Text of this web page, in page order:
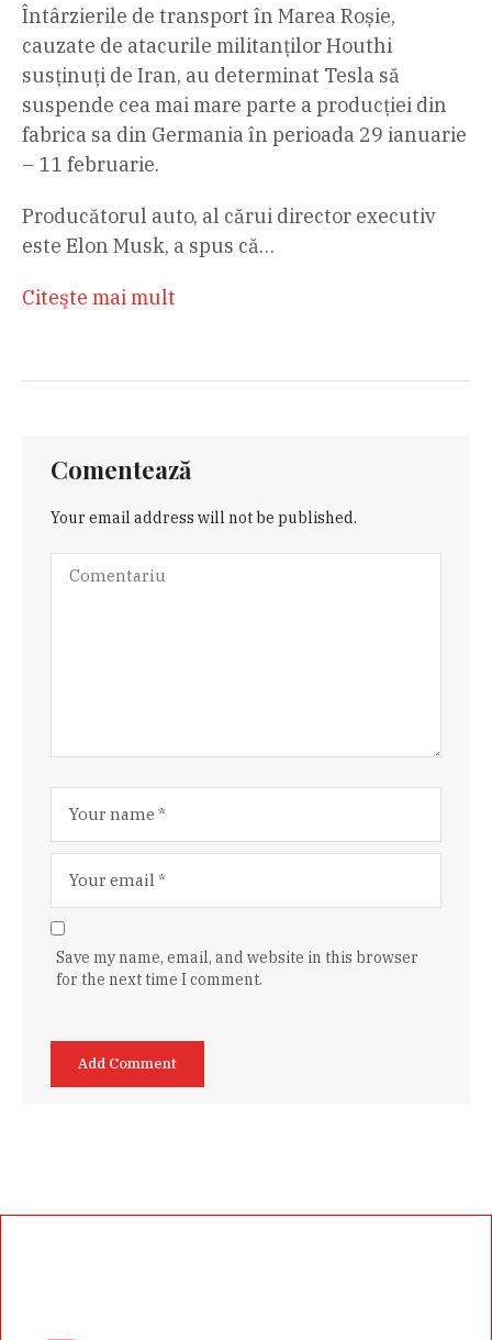
Întârzierile de transport în Marea Roșie,
cauzate de atacurile militanților Houthi
susținuți de Iran, au determinat Tesla să
suspende cea mai mare parte a producției din
fabrica sa din Germania în perioada 29 ianuarie
– 11 februarie.
Producătorul auto, al cărui director executiv
este Elon Musk, a spus că…
Citeşte mai mult
Comentează
Your email address will not be published.
Save my name, email, and website in this browser
for the next time I comment.